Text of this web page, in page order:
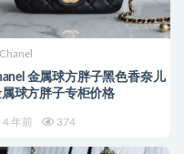
Chanel
金属球方胖子黑色香奈儿
球方胖子专柜价格
4 年前 374